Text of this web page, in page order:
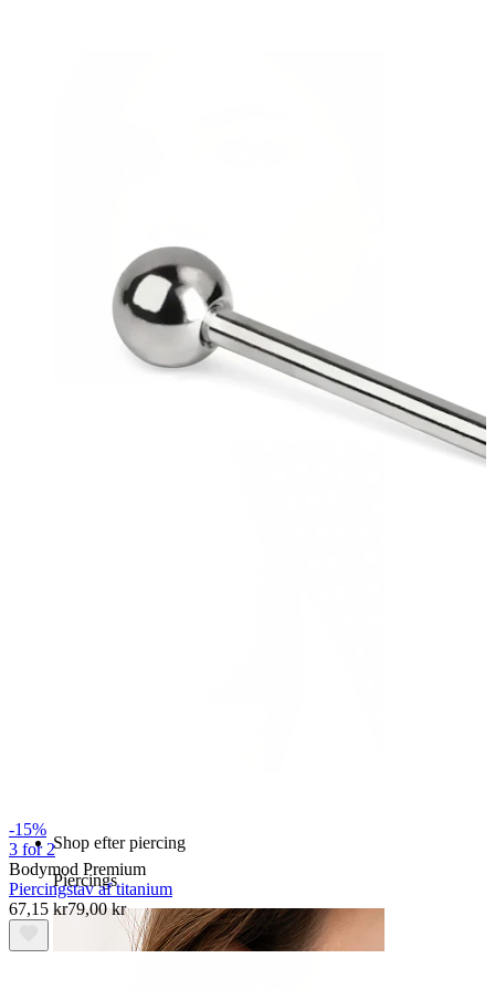
Shop efter piercing
Piercings
-15%
3 for 2
Bodymod Premium
Piercingstav af titanium
67,15 kr79,00 kr